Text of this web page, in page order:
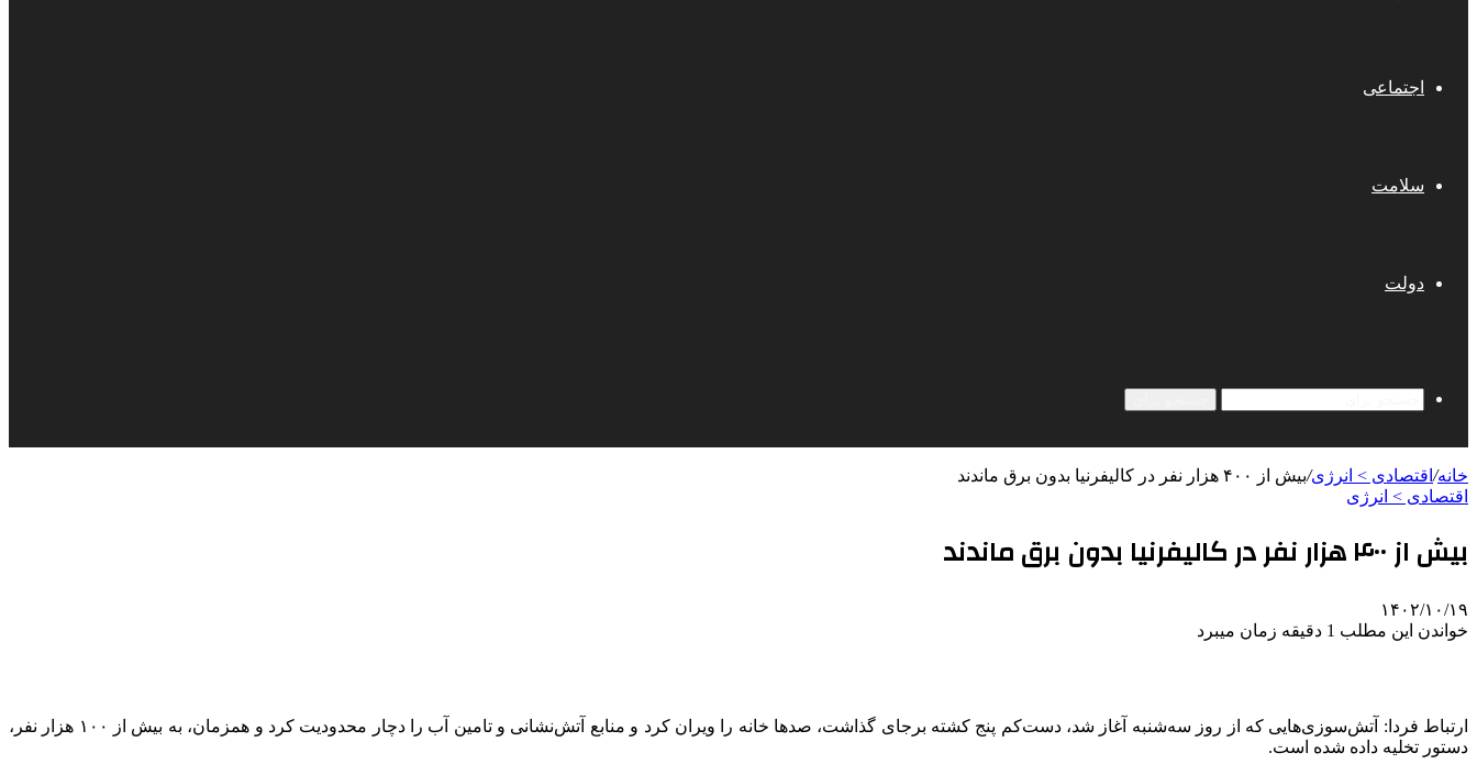
اجتماعی
سلامت
دولت
خانه/ اقتصادی > انرژی/بیش از ۴۰۰ هزار نفر در کالیفرنیا بدون برق ماندند
اقتصادی > انرژی
بیش از ۴۰۰ هزار نفر در کالیفرنیا بدون برق ماندند
۱۴۰۲/۱۰/۱۹
خواندن این مطلب 1 دقیقه زمان میبرد
ارتباط فردا: آتش‌سوزی‌هایی که از روز سه‌شنبه آغاز شد، دست‌کم پنج کشته برجای گذاشت، صدها خانه را ویران کرد و منابع آتش‌نشانی و تامین آب را دچار محدودیت کرد و همزمان، به بیش از ۱۰۰ هزار نفر،
دستور تخلیه داده شده است.